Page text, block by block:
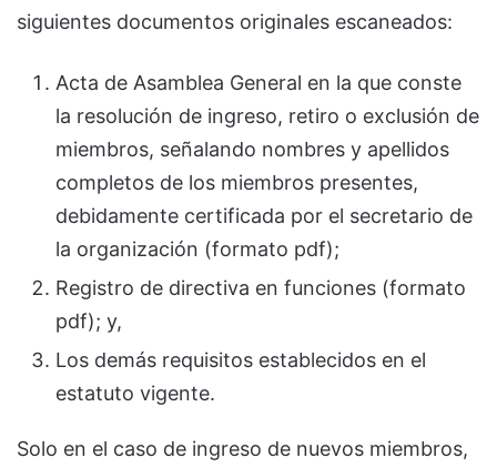
siguientes documentos originales escaneados:
Acta de Asamblea General en la que conste
la resolución de ingreso, retiro o exclusión de
miembros, señalando nombres y apellidos
completos de los miembros presentes,
debidamente certificada por el secretario de
la organización (formato pdf);
Registro de directiva en funciones (formato
pdf); y,
Los demás requisitos establecidos en el
estatuto vigente.
Solo en el caso de ingreso de nuevos miembros,